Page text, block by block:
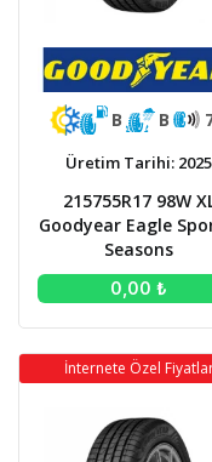
B B
Üretim Tarihi: 2025
215755R17 98W
Goodyear Eagle
Seasons
0,00 ₺
İnternete Özel